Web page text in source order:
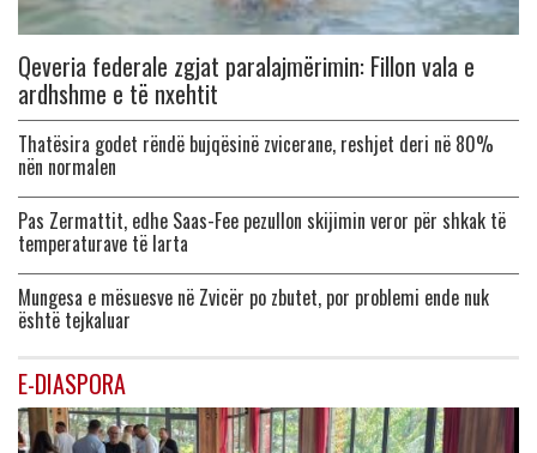
Qeveria federale zgjat paralajmërimin: Fillon vala e
ardhshme e të nxehtit
Thatësira godet rëndë bujqësinë zvicerane, reshjet deri në 80%
nën normalen
Pas Zermattit, edhe Saas-Fee pezullon skijimin veror për shkak të
temperaturave të larta
Mungesa e mësuesve në Zvicër po zbutet, por problemi ende nuk
është tejkaluar
E-DIASPORA